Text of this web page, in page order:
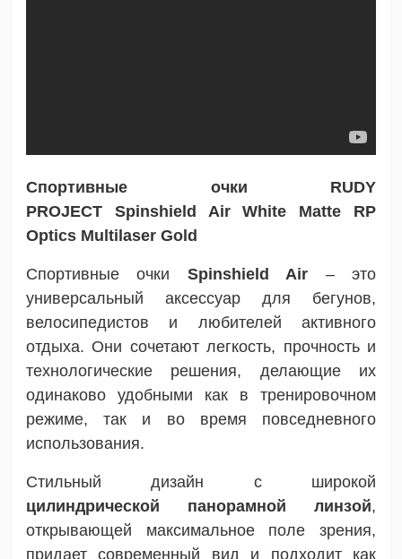
Спортивные очки RUDY
PROJECT Spinshield Air White Matte
RP
Optics Multilaser Gold
Спортивные очки Spinshield Air – это
универсальный аксессуар для бегунов,
велосипедистов и любителей активного
отдыха. Они сочетают легкость, прочность и
технологические решения, делающие их
одинаково удобными как в тренировочном
режиме, так и во время повседневного
использования.
Стильный дизайн с широкой
цилиндрической панорамной линзой,
открывающей максимальное поле зрения,
придает современный вид и подходит как